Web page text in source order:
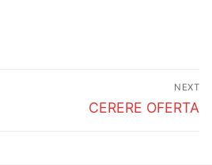
NEXT
Next
CERERE OFERTA